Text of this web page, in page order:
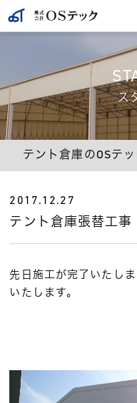
ス
テント倉庫のOSテッ
2017.12.27
テント倉庫張替工事
先日施工が完了いたし
いたします。